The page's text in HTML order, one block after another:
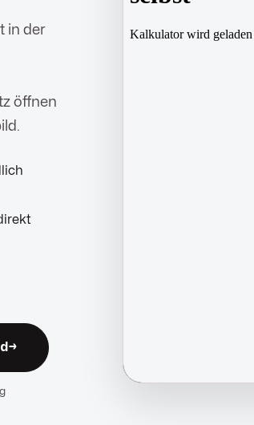
in der
öffnen
→